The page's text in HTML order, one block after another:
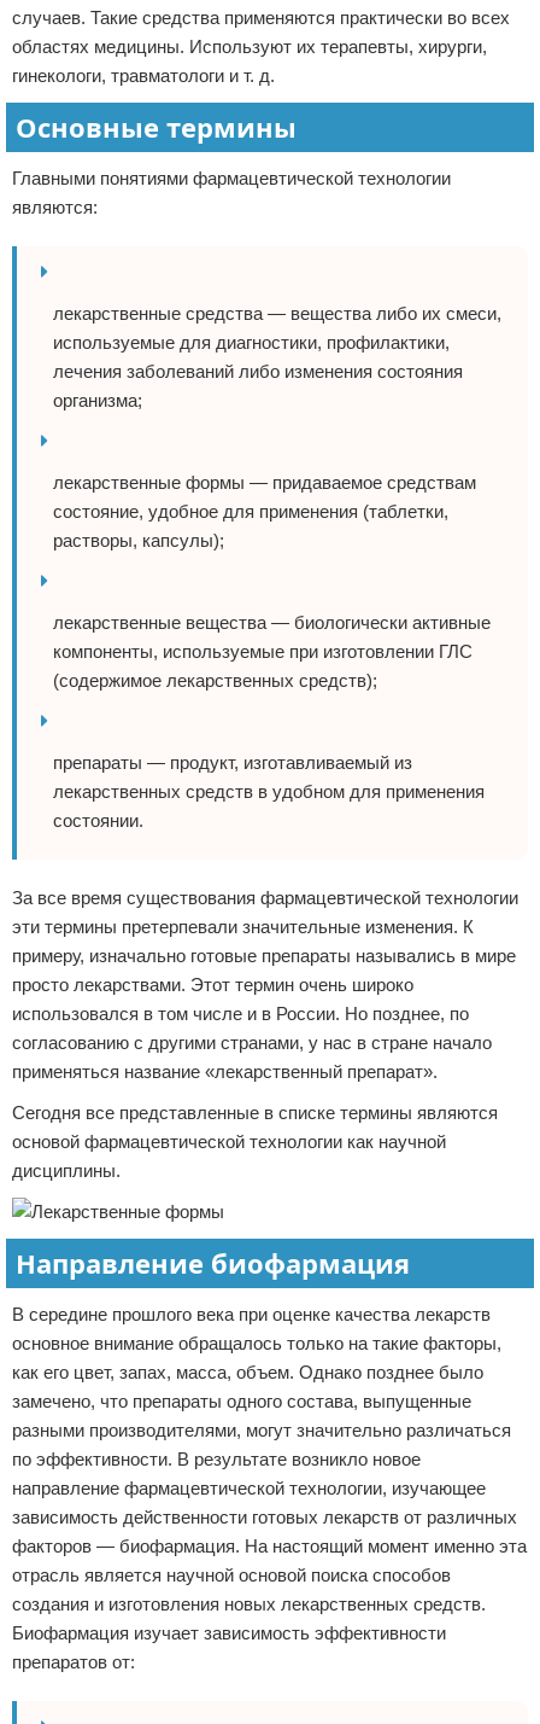
случаев. Такие средства применяются практически во всех
областях медицины. Используют их терапевты, хирурги,
гинекологи, травматологи и т. д.
Основные термины
Главными понятиями фармацевтической технологии
являются:
лекарственные средства — вещества либо их смеси,
используемые для диагностики, профилактики,
лечения заболеваний либо изменения состояния
организма;
лекарственные формы — придаваемое средствам
состояние, удобное для применения (таблетки,
растворы, капсулы);
лекарственные вещества — биологически активные
компоненты, используемые при изготовлении ГЛС
(содержимое лекарственных средств);
препараты — продукт, изготавливаемый из
лекарственных средств в удобном для применения
состоянии.
За все время существования фармацевтической технологии
эти термины претерпевали значительные изменения. К
примеру, изначально готовые препараты назывались в мире
просто лекарствами. Этот термин очень широко
использовался в том числе и в России. Но позднее, по
согласованию с другими странами, у нас в стране начало
применяться название «лекарственный препарат».
Сегодня все представленные в списке термины являются
основой фармацевтической технологии как научной
дисциплины.
Направление биофармация
В середине прошлого века при оценке качества лекарств
основное внимание обращалось только на такие факторы,
как его цвет, запах, масса, объем. Однако позднее было
замечено, что препараты одного состава, выпущенные
разными производителями, могут значительно различаться
по эффективности. В результате возникло новое
направление фармацевтической технологии, изучающее
зависимость действенности готовых лекарств от различных
факторов — биофармация. На настоящий момент именно эта
отрасль является научной основой поиска способов
создания и изготовления новых лекарственных средств.
Биофармация изучает зависимость эффективности
препаратов от: